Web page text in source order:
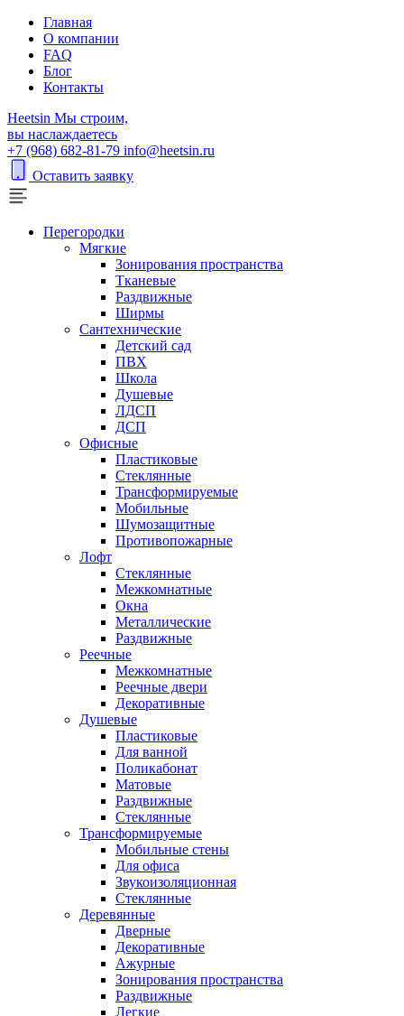
Главная
О компании
FAQ
Блог
Контакты
Heetsin Мы строим,
вы наслаждаетесь
+7 (968) 682-81-79 info@heetsin.ru
Оставить заявку
Перегородки
Мягкие
Зонирования пространства
Тканевые
Раздвижные
Ширмы
Сантехнические
Детский сад
ПВХ
Школа
Душевые
ЛДСП
ДСП
Офисные
Пластиковые
Стеклянные
Трансформируемые
Мобильные
Шумозащитные
Противопожарные
Лофт
Стеклянные
Межкомнатные
Окна
Металлические
Раздвижные
Реечные
Межкомнатные
Реечные двери
Декоративные
Душевые
Пластиковые
Для ванной
Поликабонат
Матовые
Раздвижные
Стеклянные
Трансформируемые
Мобильные стены
Для офиса
Звукоизоляционная
Стеклянные
Деревянные
Дверные
Декоративные
Ажурные
Зонирования пространства
Раздвижные
Легкие